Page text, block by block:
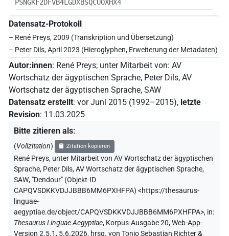
PSNGKF2DFVB4LGDXBSQCUOXHX4
Datensatz-Protokoll
– René Preys, 2009 (Transkription und Übersetzung)
– Peter Dils, April 2023 (Hieroglyphen, Erweiterung der Metadaten)
Autor:innen: René Preys; unter Mitarbeit von: AV
Wortschatz der ägyptischen Sprache, Peter Dils, AV
Wortschatz der ägyptischen Sprache, SAW
Datensatz erstellt: vor Juni 2015 (1992–2015), letzte
Revision: 11.03.2025
Bitte zitieren als:
(Vollzitation) Zitation kopieren
René Preys, unter Mitarbeit von AV Wortschatz der ägyptischen
Sprache, Peter Dils,AV Wortschatz der ägyptischen Sprache,
SAW, "Dendour" (Objekt-ID
CAPQVSDKKVDJJBBB6MM6PXHFPA) <https://thesaurus-
linguae-
aegyptiae.de/object/CAPQVSDKKVDJJBBB6MM6PXHFPA>, in:
Thesaurus Linguae Aegyptiae, Korpus-Ausgabe 20, Web-App-
Version 2.5.1, 5.6.2026, hrsg. von Tonio Sebastian Richter &